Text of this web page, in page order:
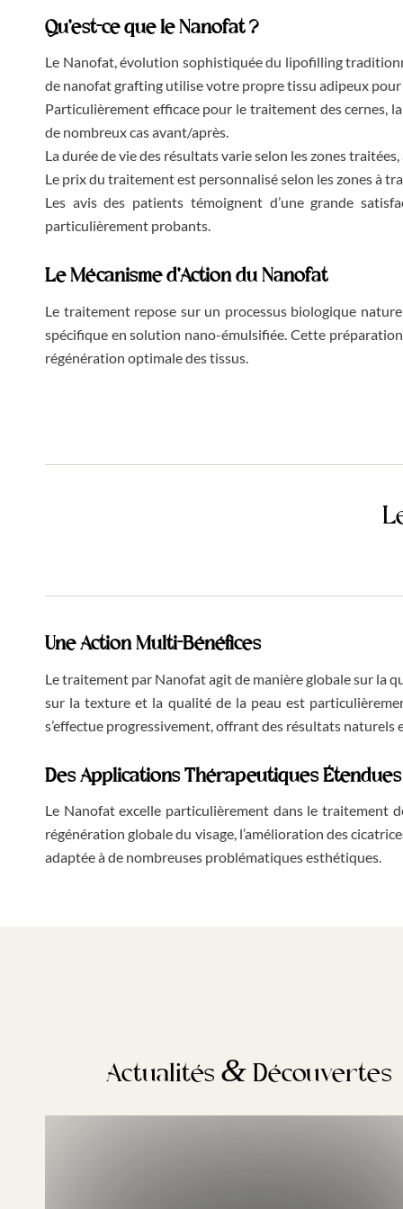
Qu’est-ce que le Nanofat ?
Le Nanofat, évolution sophistiquée du lipofilling
de nanofat grafting utilise votre propre tissu adipeux
Particulièrement efficace pour le traitement des cernes,
de nombreux cas avant/après.
La durée de vie des résultats varie selon les zones
Le prix du traitement est personnalisé selon les zones à
Les avis des patients témoignent d’une grande
particulièrement probants.
Le Mécanisme d’Action du Nanofat
Le traitement repose sur un processus biologique
spécifique en solution nano-émulsifiée. Cette
régénération optimale des tissus.
Une Action Multi-Bénéfices
Le traitement par Nanofat agit de manière globale sur la
sur la texture et la qualité de la peau est
s’effectue progressivement, offrant des résultats naturels
Des Applications Thérapeutiques Étendues
Le Nanofat excelle particulièrement dans le traitement
régénération globale du visage, l’amélioration des
adaptée à de nombreuses problématiques esthétiques.
Actualités & Découvertes